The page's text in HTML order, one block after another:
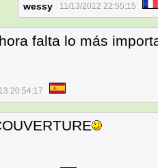
wessy 11/13/2012 22:55:15
falta lo más
20:54:17